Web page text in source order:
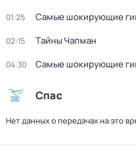
01:25 Самые шoкиpующие
02:15 Тaйны Чапман
04:30 Самые шoкиpующие
Спас
Нет данных о передачах на это